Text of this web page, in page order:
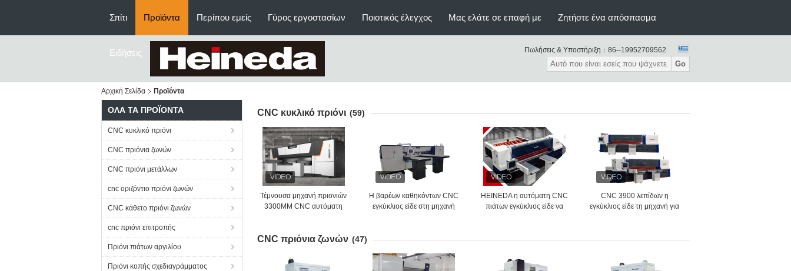
Σπίτι Προϊόντα Περίπου εμείς Γύρος εργοστασίων Ποιοτικός έλεγχος Μας ελάτε σε επαφή με Ζητήστε ένα απόσπασμα
Ειδήσεις Πωλήσεις & Υποστήριξη： 86--19952709562
Go
Αρχική Σελίδα Προϊόντα
ΌΛΑ ΤΑ ΠΡΟΪΌΝΤΑ
CNC κυκλικό πριόνι
CNC πριόνια ζωνών
CNC πριόνι μετάλλων
cnc οριζόντιο πριόνι ζωνών
CNC κάθετο πριόνι ζωνών
cnc πριόνι επιτροπής
Πριόνι πιάτων αργιλίου
Πριόνι κοπής σχεδιαγράμματος
CNC κυκλικό πριόνι (59)
Τέμνουσα μηχανή πριονιών
3300MM CNC αυτόματη
Η βαρέων καθηκόντων CNC
εγκύκλιος είδε στη μηχανή
HEINEDA η αυτόματη CNC
πιάτων εγκύκλιος είδε να
CNC 3900 λεπίδων η
εγκύκλιος είδε τη μηχανή για
CNC πριόνια ζωνών (47)